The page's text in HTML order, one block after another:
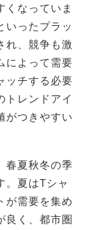
くなっていま
いったプラッ
れ、競争も激
によって需要
ッチする必要
トレンドアイ
がつきやすい
春夏秋冬の季
。夏はTシャ
が需要を集め
良く、都市圏